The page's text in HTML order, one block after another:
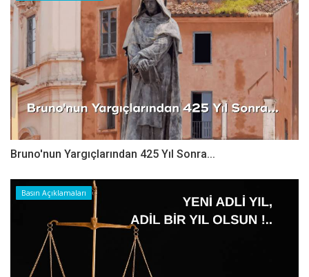
Bruno'nun Yargıçlarından 425 Yıl Sonra...
Basın Açıklamaları